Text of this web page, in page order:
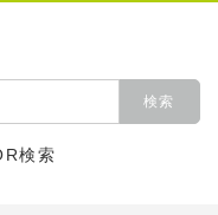
検索